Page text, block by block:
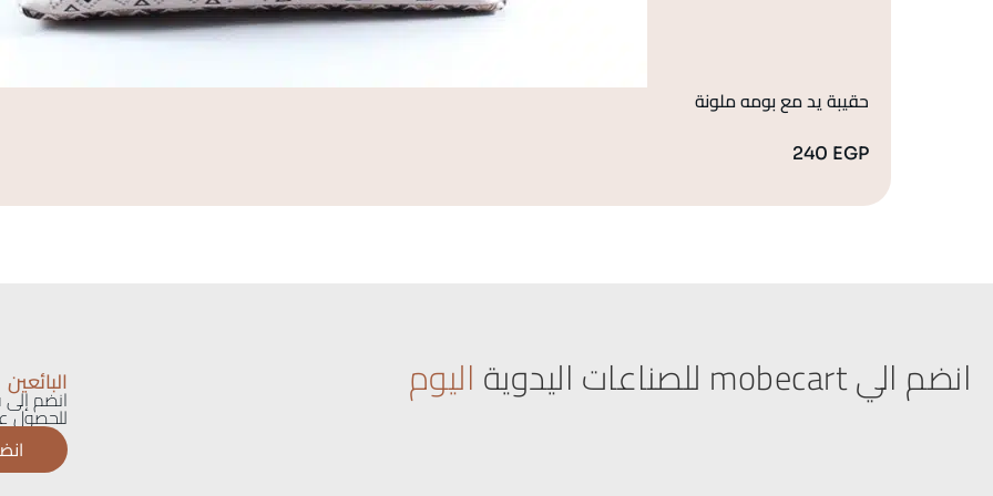
حقيبة يد مع بومه ملونة
240 EGP
انضم الي mobecart للصناعات اليدوية اليوم البائعين
انضم إلى
للحصول